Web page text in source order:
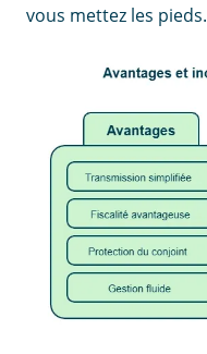
vous mettez les pieds.